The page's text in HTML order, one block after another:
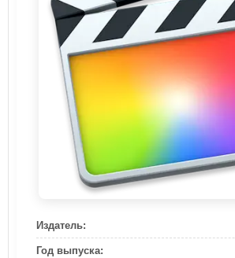
Издатель:
Год выпуска: